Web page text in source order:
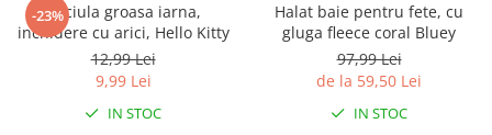
-23%Caciula groasa iarna,
inchidere cu arici, Hello Kitty
12,99 Lei
9,99 Lei
IN STOC
Halat baie pentru fete, cu
gluga fleece coral Bluey
97,99 Lei
de la 59,50 Lei
IN STOC